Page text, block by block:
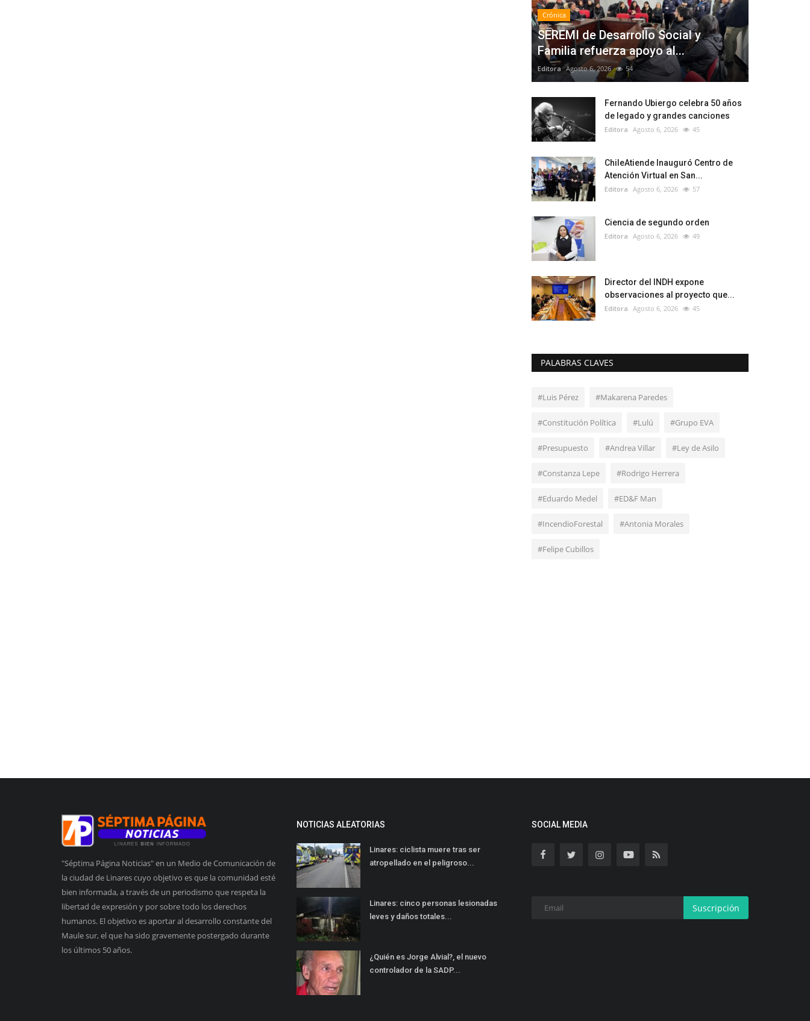
Crónica
SEREMI de Desarrollo Social y
Familia refuerza apoyo al...
Editora Agosto 6, 2026 54
Fernando Ubiergo celebra 50 años
de legado y grandes canciones
Editora Agosto 6, 2026 45
ChileAtiende Inauguró Centro de
Atención Virtual en San...
Editora Agosto 6, 2026 57
Ciencia de segundo orden
Editora Agosto 6, 2026 49
Director del INDH expone
observaciones al proyecto que...
Editora Agosto 6, 2026 45
PALABRAS CLAVES
#Luis Pérez #Makarena Paredes
#Constitución Política #Lulú #Grupo EVA
#Presupuesto #Andrea Villar #Ley de Asilo
#Constanza Lepe #Rodrigo Herrera
#Eduardo Medel #ED&F Man
#IncendioForestal #Antonia Morales
#Felipe Cubillos
"Séptima Página Noticias" en un Medio de Comunicación de
la ciudad de Linares cuyo objetivo es que la comunidad esté
bien informada, a través de un periodismo que respeta la
libertad de expresión y por sobre todo los derechos
humanos. El objetivo es aportar al desarrollo constante del
Maule sur, el que ha sido gravemente postergado durante
los últimos 50 años.
NOTICIAS ALEATORIAS
Linares: ciclista muere tras ser
atropellado en el peligroso...
Linares: cinco personas lesionadas
leves y daños totales...
¿Quién es Jorge Alvial?, el nuevo
controlador de la SADP...
SOCIAL MEDIA
Suscripción